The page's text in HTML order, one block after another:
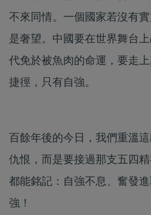
不來同情。一個國家若沒有
是奢望。中國要在世界舞台
代免於被魚肉的命運，要走
捷徑，只有自強。
百餘年後的今日，我們重溫
仇恨，而是要接過那支五四
都能銘記：自強不息、奮發
強！